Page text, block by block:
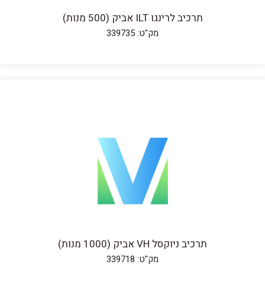
תרכיב לרינגו ILT אביק (500 מנות)
מק"ט: 339735
תרכיב ניוקסל VH אביק (1000 מנות)
מק"ט: 339718